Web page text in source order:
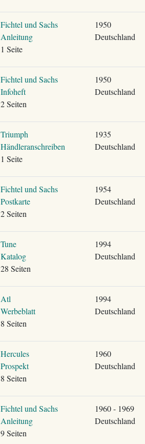
Fichtel und Sachs
Anleitung
1 Seite
1950
Deutschland
Fichtel und Sachs
Infoheft
2 Seiten
1950
Deutschland
Triumph
Händleranschreiben
1 Seite
1935
Deutschland
Fichtel und Sachs
Postkarte
2 Seiten
1954
Deutschland
Tune
Katalog
28 Seiten
1994
Deutschland
Atl
Werbeblatt
8 Seiten
1994
Deutschland
Hercules
Prospekt
8 Seiten
1960
Deutschland
Fichtel und Sachs
Anleitung
9 Seiten
1960 - 1969
Deutschland